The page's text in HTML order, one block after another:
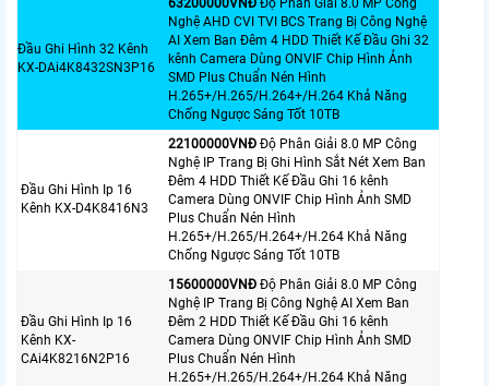
Đầu Ghi Hình 32 Kênh
KX-DAi4K8432SN3P16
63200000VNÐ Độ Phân Giải 8.0 MP Công
Nghệ AHD CVI TVI BCS Trang Bị Công Nghệ
AI Xem Ban Đêm 4 HDD Thiết Kế Đầu Ghi 32
kênh Camera Dùng ONVIF Chip Hình Ảnh
SMD Plus Chuẩn Nén Hình
H.265+/H.265/H.264+/H.264 Khả Năng
Chống Ngược Sáng Tốt 10TB
Đầu Ghi Hình Ip 16
Kênh KX-D4K8416N3
22100000VNÐ Độ Phân Giải 8.0 MP Công
Nghệ IP Trang Bị Ghi Hình Sắt Nét Xem Ban
Đêm 4 HDD Thiết Kế Đầu Ghi 16 kênh
Camera Dùng ONVIF Chip Hình Ảnh SMD
Plus Chuẩn Nén Hình
H.265+/H.265/H.264+/H.264 Khả Năng
Chống Ngược Sáng Tốt 10TB
Đầu Ghi Hình Ip 16
Kênh KX-
CAi4K8216N2P16
15600000VNÐ Độ Phân Giải 8.0 MP Công
Nghệ IP Trang Bị Công Nghệ AI Xem Ban
Đêm 2 HDD Thiết Kế Đầu Ghi 16 kênh
Camera Dùng ONVIF Chip Hình Ảnh SMD
Plus Chuẩn Nén Hình
H.265+/H.265/H.264+/H.264 Khả Năng